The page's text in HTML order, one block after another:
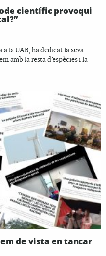
científic provoqui
la UAB, ha dedicat la seva
amb la resta d’espècies i la
de vista en tancar